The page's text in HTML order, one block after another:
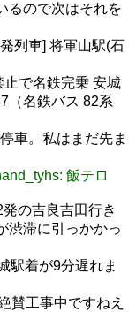
るので次はそれを
列車] 将軍山駅(石
止で名鉄完乗 安城
（名鉄バス 82系
車。私はまだ先ま
飯テロ
の吉良吉田行き
渋滞に引っかかっ
駅着が9分遅れま
賛工事中ですねえ